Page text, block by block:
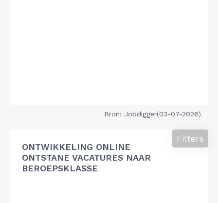
Bron: Jobdigger(03-07-2026)
ONTWIKKELING ONLINE
ONTSTANE VACATURES NAAR
BEROEPSKLASSE
Filters